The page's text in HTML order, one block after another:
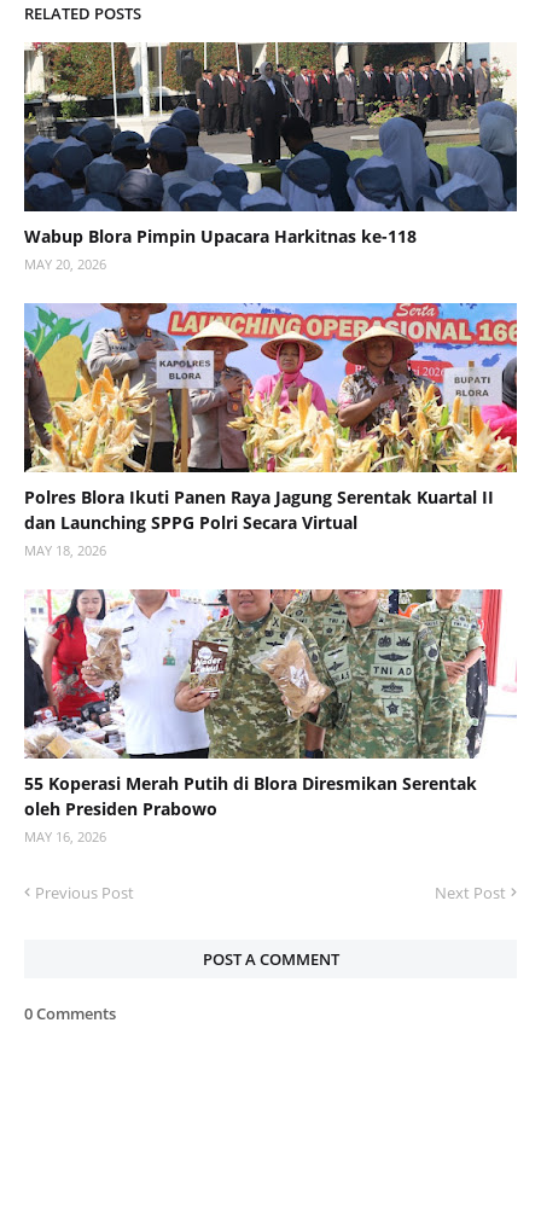
RELATED POSTS
Wabup Blora Pimpin Upacara Harkitnas ke-118
MAY 20, 2026
Polres Blora Ikuti Panen Raya Jagung Serentak Kuartal II
dan Launching SPPG Polri Secara Virtual
MAY 18, 2026
55 Koperasi Merah Putih di Blora Diresmikan Serentak
oleh Presiden Prabowo
MAY 16, 2026
Previous Post Next Post
POST A COMMENT
0 Comments